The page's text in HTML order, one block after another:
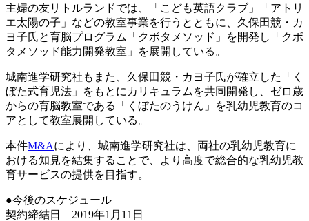
主婦の友リトルランドでは、「こども英語クラブ」「アトリ
エ太陽の子」などの教室事業を行うとともに、久保田競・カ
ヨ子氏と育脳プログラム「クボタメソッド」を開発し「クボ
タメソッド能力開発教室」を展開している。
城南進学研究社もまた、久保田競・カヨ子氏が確立した「く
ぼた式育児法」をもとにカリキュラムを共同開発し、ゼロ歳
からの育脳教室である「くぼたのうけん」を乳幼児教育のコ
アとして教室展開している。
本件M&Aにより、城南進学研究社は、両社の乳幼児教育に
おける知見を結集することで、より高度で総合的な乳幼児教
育サービスの提供を目指す。
●今後のスケジュール
契約締結日 2019年1月11日